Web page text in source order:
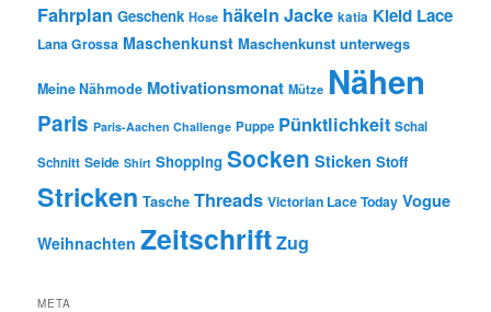
Fahrplan Geschenk Hose häkeln Jacke katia Kleid Lace
Lana Grossa Maschenkunst Maschenkunst unterwegs
Meine Nähmode Motivationsmonat Mütze Nähen
Paris Paris-Aachen Challenge Puppe Pünktlichkeit Schal
Schnitt Seide Shirt Shopping Socken Sticken Stoff
Stricken Tasche Threads Victorian Lace Today Vogue
Weihnachten ZeitschriftZug
META